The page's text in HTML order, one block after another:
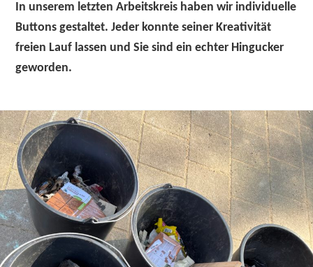
In unserem letzten Arbeitskreis haben wir individuelle
Buttons gestaltet. Jeder konnte seiner Kreativität
freien Lauf lassen und Sie sind ein echter Hingucker
geworden.